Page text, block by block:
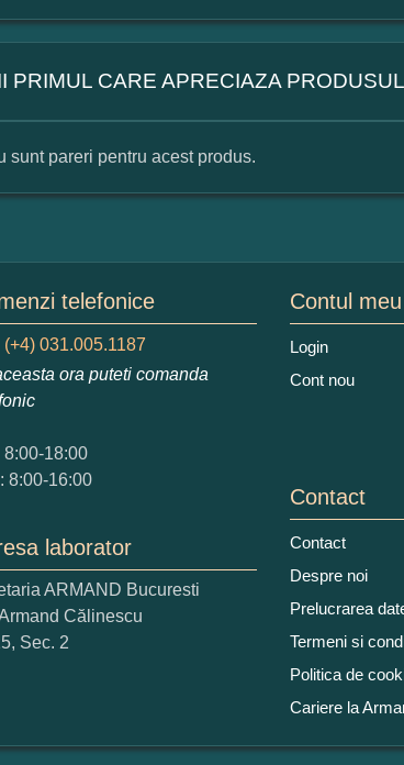
PRIMUL CARE APRECIAZA
Adaugati o parere despre acest produs:
Ce nota acordati acestui produs?
2 3
Nu tocmai bun
Copiati alaturi numarul din imagine:
sunt pareri pentru acest produs.
telefonice
(+4) 031.005.1187
ora puteti comanda
8:00-18:00
8:00-16:00
laborator
ARMAND Bucuresti
Călinescu
Sec. 2
Contul meu
Login
Cont nou
Contact
Contact
Despre noi
Prelucrarea
Termeni si
Politica de
Cariere la